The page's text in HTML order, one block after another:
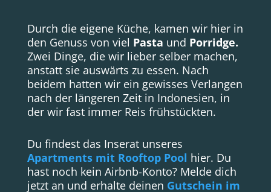
Durch die eigene Küche, kamen wir hier in
den Genuss von viel Pasta und Porridge.
Zwei Dinge, die wir lieber selber machen,
anstatt sie auswärts zu essen. Nach
beidem hatten wir ein gewisses Verlangen
nach der längeren Zeit in Indonesien, in
der wir fast immer Reis frühstückten.
Du findest das Inserat unseres
Apartments mit Rooftop Pool hier. Du
hast noch kein Airbnb-Konto? Melde dich
jetzt an und erhalte deinen Gutschein im